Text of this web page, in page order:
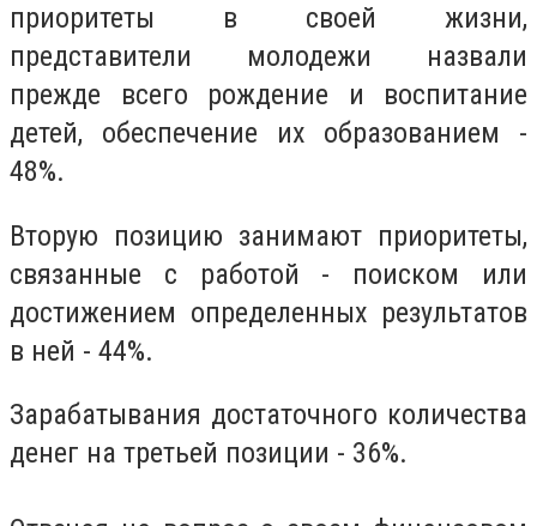
приоритеты в своей жизни,
представители молодежи назвали
прежде всего рождение и воспитание
детей, обеспечение их образованием -
48%.
Вторую позицию занимают приоритеты,
связанные с работой - поиском или
достижением определенных результатов
в ней - 44%.
Зарабатывания достаточного количества
денег на третьей позиции - 36%.